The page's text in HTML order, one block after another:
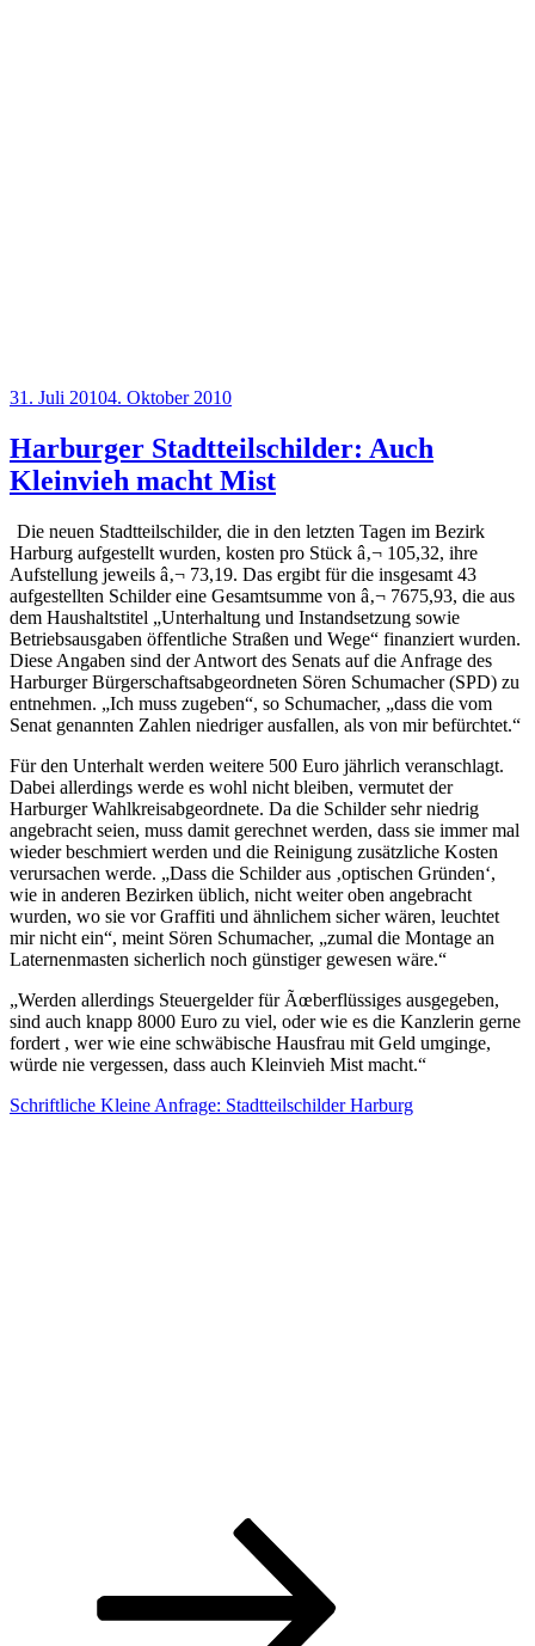
Veröffentlicht
31. Juli 20104. Oktober 2010
Harburger Stadtteilschilder: Auch
Kleinvieh macht Mist
Die neuen Stadtteilschilder, die in den letzten Tagen im Bezirk
Harburg aufgestellt wurden, kosten pro Stück â‚¬ 105,32, ihre
Aufstellung jeweils â‚¬ 73,19. Das ergibt für die insgesamt 43
aufgestellten Schilder eine Gesamtsumme von â‚¬ 7675,93, die aus
dem Haushaltstitel „Unterhaltung und Instandsetzung sowie
Betriebsausgaben öffentliche Straßen und Wege“ finanziert wurden.
Diese Angaben sind der Antwort des Senats auf die Anfrage des
Harburger Bürgerschaftsabgeordneten Sören Schumacher (SPD) zu
entnehmen. „Ich muss zugeben“, so Schumacher, „dass die vom
Senat genannten Zahlen niedriger ausfallen, als von mir befürchtet.“
Für den Unterhalt werden weitere 500 Euro jährlich veranschlagt.
Dabei allerdings werde es wohl nicht bleiben, vermutet der
Harburger Wahlkreisabgeordnete. Da die Schilder sehr niedrig
angebracht seien, muss damit gerechnet werden, dass sie immer mal
wieder beschmiert werden und die Reinigung zusätzliche Kosten
verursachen werde. „Dass die Schilder aus ‚optischen Gründen‘,
wie in anderen Bezirken üblich, nicht weiter oben angebracht
wurden, wo sie vor Graffiti und ähnlichem sicher wären, leuchtet
mir nicht ein“, meint Sören Schumacher, „zumal die Montage an
Laternenmasten sicherlich noch günstiger gewesen wäre.“
„Werden allerdings Steuergelder für Ãœberflüssiges ausgegeben,
sind auch knapp 8000 Euro zu viel, oder wie es die Kanzlerin gerne
fordert , wer wie eine schwäbische Hausfrau mit Geld umginge,
würde nie vergessen, dass auch Kleinvieh Mist macht.“
Schriftliche Kleine Anfrage: Stadtteilschilder Harburg
Seitennummerierung
Beiträge